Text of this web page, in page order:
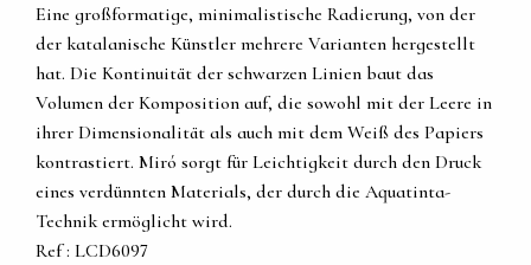
Eine großformatige, minimalistische Radierung, von der
der katalanische Künstler mehrere Varianten hergestellt
hat. Die Kontinuität der schwarzen Linien baut das
Volumen der Komposition auf, die sowohl mit der Leere in
ihrer Dimensionalität als auch mit dem Weiß des Papiers
kontrastiert. Miró sorgt für Leichtigkeit durch den Druck
eines verdünnten Materials, der durch die Aquatinta-
Technik ermöglicht wird.
Ref : LCD6097